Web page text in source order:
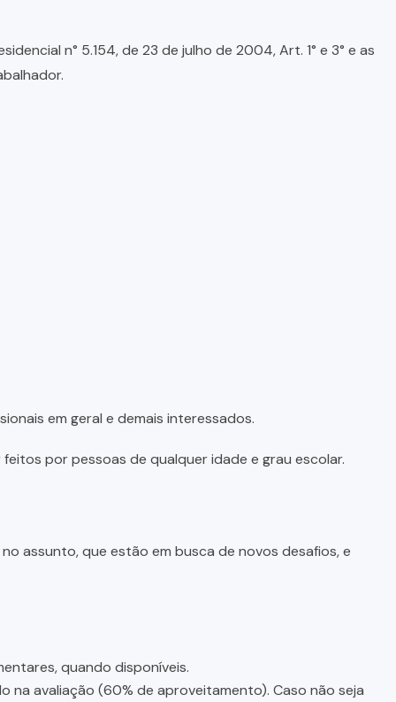
n° 5.154, de 23 de julho de 2004, Art. 1° e 3° e as
em geral e demais interessados.
por pessoas de qualquer idade e grau escolar.
assunto, que estão em busca de novos desafios, e
quando disponíveis.
avaliação (60% de aproveitamento). Caso não seja